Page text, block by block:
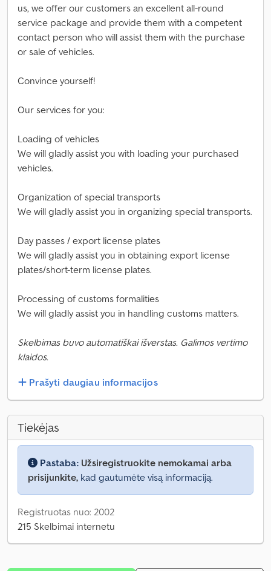
us, we offer our customers an excellent all-round
service package and provide them with a competent
contact person who will assist them with the purchase
or sale of vehicles.
Convince yourself!
Our services for you:
Loading of vehicles
We will gladly assist you with loading your purchased
vehicles.
Organization of special transports
We will gladly assist you in organizing special transports.
Day passes / export license plates
We will gladly assist you in obtaining export license
plates/short-term license plates.
Processing of customs formalities
We will gladly assist you in handling customs matters.
Skelbimas buvo automatiškai išverstas. Galimos vertimo
klaidos.
Prašyti daugiau informacijos
Tiekėjas
Pastaba: Užsiregistruokite nemokamai arba
prisijunkite, kad gautumėte visą informaciją.
Registruotas nuo: 2002
215 Skelbimai internetu